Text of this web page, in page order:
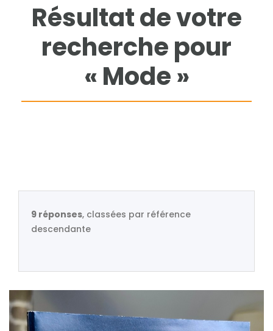
Résultat de votre
recherche pour
« Mode »
9 réponses, classées par référence
descendante